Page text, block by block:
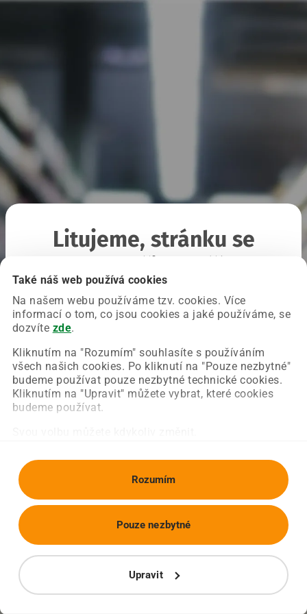
Také náš web používá cookies
Na našem webu používáme tzv. cookies. Více
informací o tom, co jsou cookies a jaké používáme, se
dozvíte zde.
Kliknutím na "Rozumím" souhlasíte s používáním
všech našich cookies. Po kliknutí na "Pouze nezbytné"
budeme používat pouze nezbytné technické cookies.
Kliknutím na "Upravit" můžete vybrat, které cookies
budeme používat.
Rozumím
Upravit
Pouze nezbytné
Litujeme, stránku se
Chyba nastala na naší straně a už ji opravujeme.
Zkuste prosím znovu načíst požadovanou stránku.
Obnovit stránku Úvodní strana